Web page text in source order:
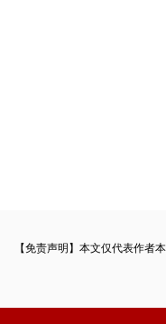
【免责声明】本文仅代表作者